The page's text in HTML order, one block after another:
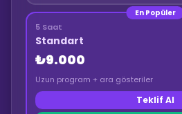
En Popüler
5 Saat
Standart
₺9.000
Uzun program + ara gösteriler
Teklif Al